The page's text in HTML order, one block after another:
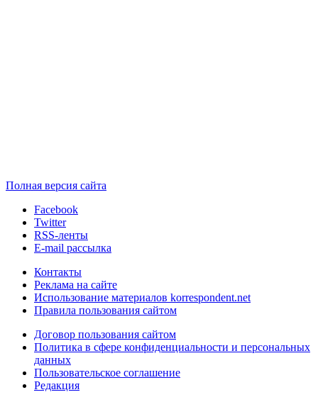
Полная версия сайта
Facebook
Twitter
RSS-ленты
E-mail рассылка
Контакты
Реклама на сайте
Использование материалов korrespondent.net
Правила пользования сайтом
Договор пользования сайтом
Политика в сфере конфиденциальности и персональных
данных
Пользовательское соглашение
Редакция